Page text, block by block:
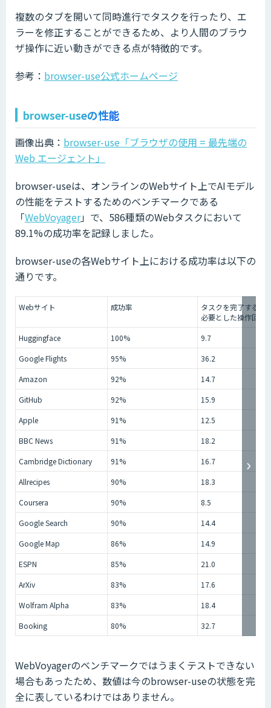
複数のタブを開いて同時進行でタスクを行ったり、エ
ラーを修正することができるため、より人間のブラウ
ザ操作に近い動きができる点が特徴的です。
参考： browser-use公式ホームページ
browser-useの性能
画像出典： browser-use「ブラウザの使用 = 最先端の
Web エージェント」
browser-useは、オンラインのWebサイト上でAIモデル
の性能をテストするためのベンチマークである
「WebVoyager」で、586種類のWebタスクにおいて
89.1%の成功率を記録しました。
browser-useの各Webサイト上における成功率は以下の
通りです。
Webサイト 成功率
タスクを完了するま
必要とした操作回数
Huggingface
100%
9.7
Google Flights
95%
36.2
Amazon
92%
14.7
GitHub
92%
15.9
Apple
91%
12.5
BBC News
91%
18.2
Cambridge Dictionary
91%
16.7
Allrecipes
90%
18.3
Coursera
90%
8.5
Google Search
90%
14.4
Google Map
86%
14.9
ESPN
85%
21.0
ArXiv
83%
17.6
Wolfram Alpha
83%
18.4
Booking
80% 32.7
WebVoyagerのベンチマークではうまくテストできない
場合もあったため、数値は今のbrowser-useの状態を完
全に表しているわけではありません。